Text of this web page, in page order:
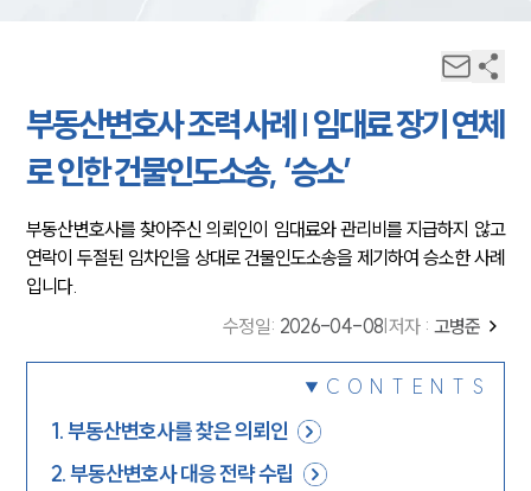
부동산변호사 조력 사례 | 임대료 장기 연체
로 인한 건물인도소송, ‘승소’
부동산변호사를 찾아주신 의뢰인이 임대료와 관리비를 지급하지 않고
연락이 두절된 임차인을 상대로 건물인도소송을 제기하여 승소한 사례
입니다.
수정일: 2026-04-08 저자 : 고병준
CONTENTS
1.부동산변호사를 찾은 의뢰인
2.부동산변호사 대응 전략 수립